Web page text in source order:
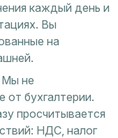
каждый день и
Вы
на
Мы не
от бухгалтерии.
просчитывается
НДС, налог